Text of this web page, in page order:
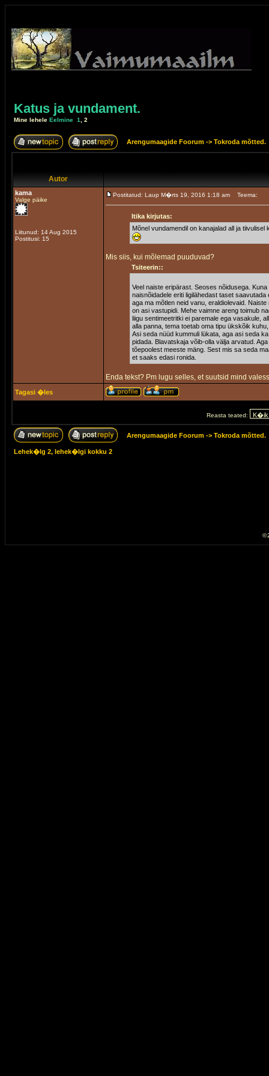
Katus ja vundament.
Mine lehele Eelmine 1 2
Arengumaagide Foorum -> Tokroda mõtted.
Autor
kama
Valge päike
Liitunud: 14 Aug 2015
Postitusi: 15
Postitatud: Laup M�rts 19, 2016 1:18 am Teema:
Itika kirjutas:
Mõnel vundamendil on kanajalad all ja
Mis siis, kui mõlemad puuduvad?
Tsiteerin::
Veel naiste eripärast. Seoses nõidusega.
naisnõidadele eriti ligilähedast taset
aga ma mõtlen neid vanu, eraldiolevaid.
on asi vastupidi. Mehe vaimne areng toimub
liigu sentimeetritki ei paremale ega vasakule,
alla panna, tema toetab oma tipu ükskõik
Asi seda nüüd kummuli lükata, aga asi seda
pidada. Blavatskaja võib-olla välja arvatud.
tõepoolest meeste mäng. Sest mis sa seda
et saaks edasi ronida.
Enda tekst? Pm lugu selles, et suutsid mind
Tagasi �les
Reasta teated:
Arengumaagide Foorum -> Tokroda mõtted.
Lehek�lg 2, lehek�lgi kokku 2
©